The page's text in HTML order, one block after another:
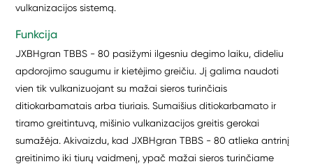
vulkanizacijos sistemą.
Funkcija
JXBHgran TBBS - 80 pasižymi ilgesniu degimo laiku, dideliu
apdorojimo saugumu ir kietėjimo greičiu. Jį galima naudoti
vien tik vulkanizuojant su mažai sieros turinčiais
ditiokarbamatais arba tiuriais. Sumaišius ditiokarbamato ir
tiramo greitintuvą, mišinio vulkanizacijos greitis gerokai
sumažėja. Akivaizdu, kad JXBHgran TBBS - 80 atlieka antrinį
greitinimo iki tiurų vaidmenį, ypač mažai sieros turinčiame